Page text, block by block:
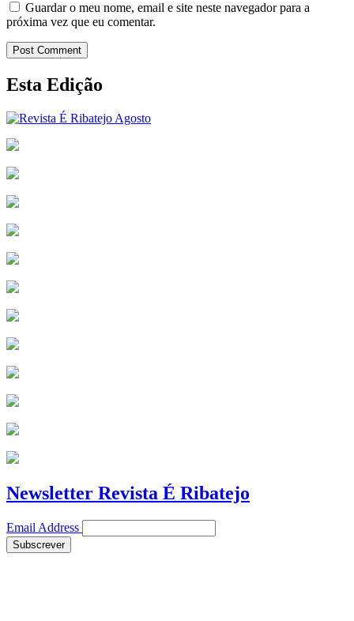
Guardar o meu nome, email e site neste navegador para a
próxima vez que eu comentar.
Post Comment
Esta Edição
Newsletter Revista É Ribatejo
Email Address